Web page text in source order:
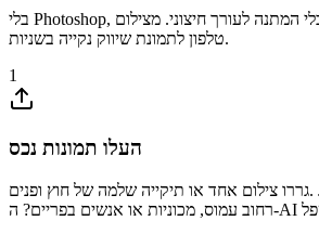
בלי Photoshop, בלי כישורי עריכה, בלי המתנה לעורך חיצוני. מצילום
טלפון לתמונת שיווק נקייה בשניות.
1
העלו תמונות נכס
גררו צילום אחד או תיקייה שלמה של חוץ ופנים. JPG, PNG ו-WebP.